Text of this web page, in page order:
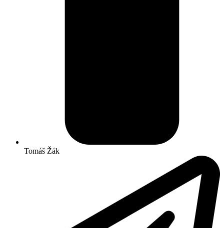
Tomáš Žák